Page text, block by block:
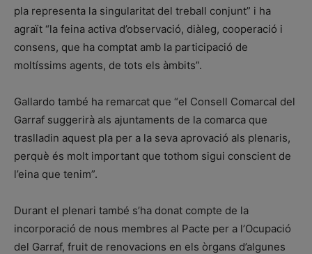
pla representa la singularitat del treball conjunt” i ha
agraït “la feina activa d’observació, diàleg, cooperació i
consens, que ha comptat amb la participació de
moltíssims agents, de tots els àmbits”.
Gallardo també ha remarcat que “el Consell Comarcal del
Garraf suggerirà als ajuntaments de la comarca que
traslladin aquest pla per a la seva aprovació als plenaris,
perquè és molt important que tothom sigui conscient de
l’eina que tenim”.
Durant el plenari també s’ha donat compte de la
incorporació de nous membres al Pacte per a l’Ocupació
del Garraf, fruit de renovacions en els òrgans d’algunes